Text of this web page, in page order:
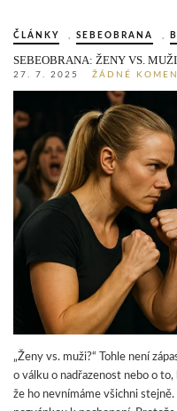
ČLÁNKY , SEBEOBRANA ,
SEBEOBRANA: ŽENY VS.
27. 7. 2025 ŽÁDNÉ
„Ženy vs. muži?“ Tohle není
o válku o nadřazenost nebo o
že ho nevnímáme všichni